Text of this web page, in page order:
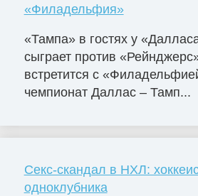
«Филадельфия»
«Тампа» в гостях у
сыграет против
встретится с
чемпионат Даллас – Тамп...
Секс-скандал в НХЛ:
одноклубника